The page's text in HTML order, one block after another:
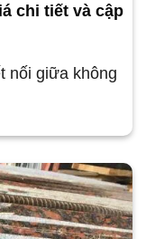
chi tiết và cập
nối giữa không